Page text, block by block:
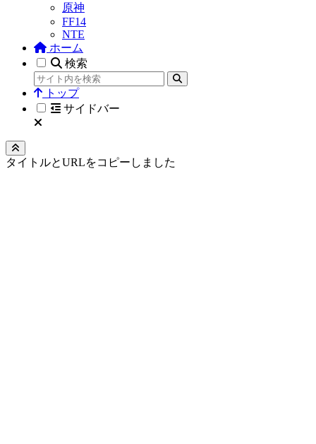
原神
FF14
NTE
ホーム
検索
トップ
サイドバー
タイトルとURLをコピーしました